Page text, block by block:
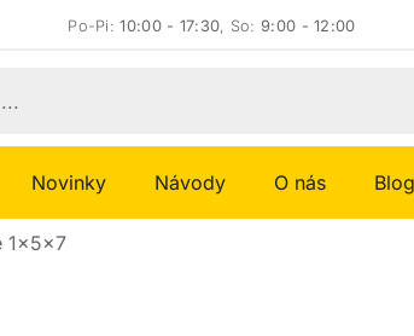
Po-Pi:10:00 - 17:30, So:9:00 - 12:00
Novinky Návody O nás Blog
1x5x7